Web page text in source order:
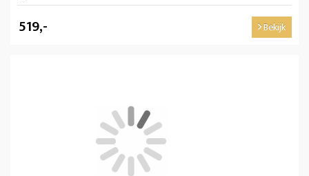
519,- Bekijk